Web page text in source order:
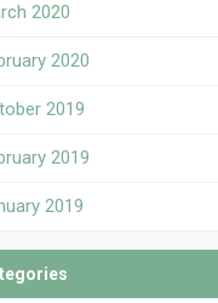
2020
2020
2019
2019
2019